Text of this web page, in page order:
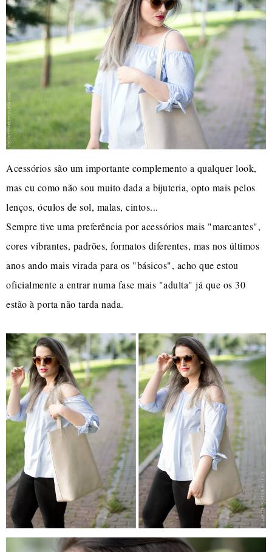
Acessórios são um importante complemento a qualquer look,
mas eu como não sou muito dada a bijuteria, opto mais pelos
lenços, óculos de sol, malas, cintos...
Sempre tive uma preferência por acessórios mais "marcantes",
cores vibrantes, padrões, formatos diferentes, mas nos últimos
anos ando mais virada para os "básicos", acho que estou
oficialmente a entrar numa fase mais "adulta" já que os 30
estão à porta não tarda nada.